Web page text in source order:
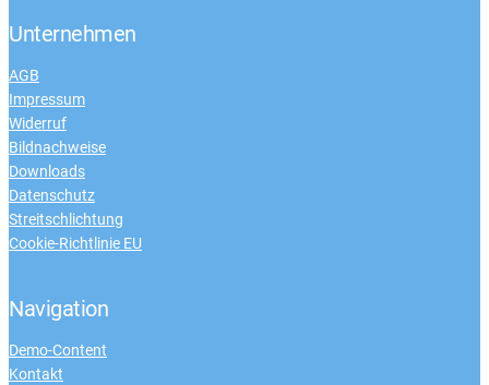
Unternehmen
AGB
Impressum
Widerruf
Bildnachweise
Downloads
Datenschutz
Streitschlichtung
Cookie-Richtlinie EU
Navigation
Demo-Content
Kontakt